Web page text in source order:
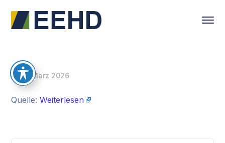
10. März 2026
Quelle:Weiterlesen